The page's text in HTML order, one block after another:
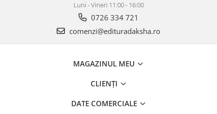
Luni - Vineri 11:00 - 16:00
0726 334 721
comenzi@edituradaksha.ro
MAGAZINUL MEU
CLIENȚI
DATE COMERCIALE